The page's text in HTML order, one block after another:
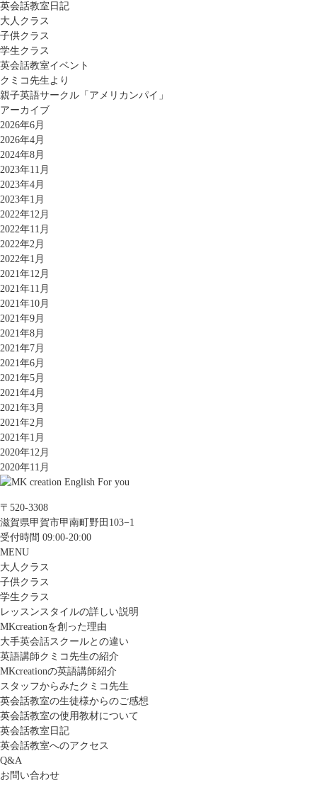
英会話教室日記
大人クラス
子供クラス
学生クラス
英会話教室イベント
クミコ先生より
親子英語サークル「アメリカンパイ」
アーカイブ
2026年6月
2026年4月
2024年8月
2023年11月
2023年4月
2023年1月
2022年12月
2022年11月
2022年2月
2022年1月
2021年12月
2021年11月
2021年10月
2021年9月
2021年8月
2021年7月
2021年6月
2021年5月
2021年4月
2021年3月
2021年2月
2021年1月
2020年12月
2020年11月
〒520-3308
滋賀県甲賀市甲南町野田103−1
受付時間 09:00-20:00
MENU
大人クラス
子供クラス
学生クラス
レッスンスタイルの詳しい説明
MKcreationを創った理由
大手英会話スクールとの違い
英語講師クミコ先生の紹介
MKcreationの英語講師紹介
スタッフからみたクミコ先生
英会話教室の生徒様からのご感想
英会話教室の使用教材について
英会話教室日記
英会話教室へのアクセス
Q&A
お問い合わせ